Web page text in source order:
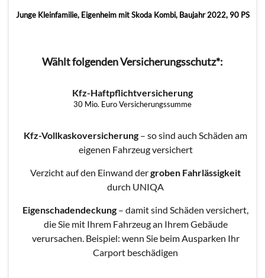
Junge Kleinfamilie, Eigenheim mit Skoda Kombi, Baujahr 2022, 90 PS
Wählt folgenden Versicherungsschutz*:
Kfz-Haftpflichtversicherung
30 Mio. Euro Versicherungssumme
Kfz-Vollkaskoversicherung – so sind auch Schäden am
eigenen Fahrzeug versichert
Verzicht auf den Einwand dergroben Fahrlässigkeit
durch UNIQA
Eigenschadendeckung – damit sind Schäden versichert,
die Sie mit Ihrem Fahrzeug an Ihrem Gebäude
verursachen. Beispiel: wenn Sie beim Ausparken Ihr
Carport beschädigen